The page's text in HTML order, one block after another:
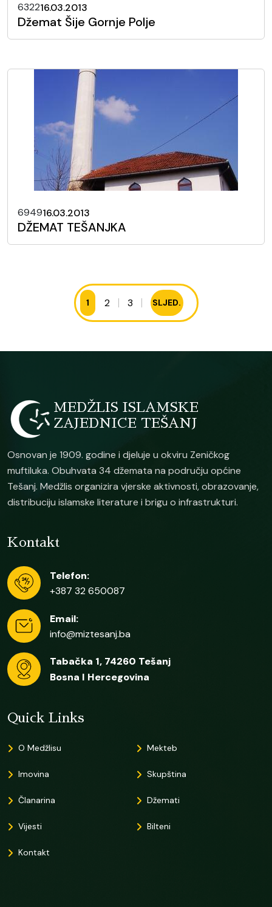
632216.03.2013
Džemat Šije Gornje Polje
694916.03.2013
DŽEMAT TEŠANJKA
1 2 3 SLJED.
MEDŽLIS ISLAMSKE
ZAJEDNICE TEŠANJ
Osnovan je 1909. godine i djeluje u okviru Zeničkog
muftiluka. Obuhvata 34 džemata na području općine
Tešanj. Medžlis organizira vjerske aktivnosti, obrazovanje,
distribuciju islamske literature i brigu o infrastrukturi.
Kontakt
Telefon:
+387 32 650087
Email:
info@miztesanj.ba
Tabačka 1, 74260 Tešanj
Bosna I Hercegovina
Quick Links
O Medžlisu Mekteb
Imovina Skupština
Članarina Džemati
Vijesti Bilteni
Kontakt